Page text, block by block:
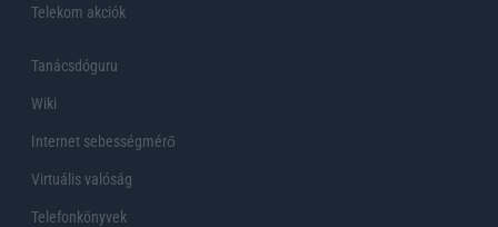
Telekom akciók
Tanácsdóguru
Wiki
Internet sebességmérő
Virtuális valóság
Telefonkönyvek